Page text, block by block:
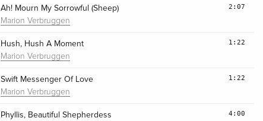
Ah! Mourn My Sorrowful (Sheep)
Marion Verbruggen
2:07
Hush, Hush A Moment
Marion Verbruggen
1:22
Swift Messenger Of Love
Marion Verbruggen
1:22
Phyllis, Beautiful Shepherdess 4:00